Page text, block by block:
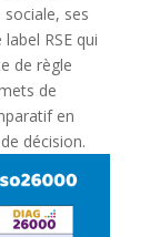
ses
RSE qui
de règle
de
en
décision.